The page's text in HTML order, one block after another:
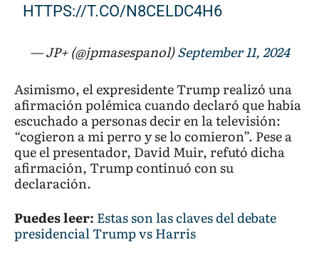
HTTPS://T.CO/N8CELDC4H6
— JP+ (@jpmasespanol)September 11, 2024
Asimismo, el expresidente Trump realizó una
afirmación polémica cuando declaró que había
escuchado a personas decir en la televisión:
“cogieron a mi perro y se lo comieron”. Pese a
que el presentador, David Muir, refutó dicha
afirmación, Trump continuó con su
declaración.
Puedes leer: Estas son las claves del debate
presidencial Trump vs Harris